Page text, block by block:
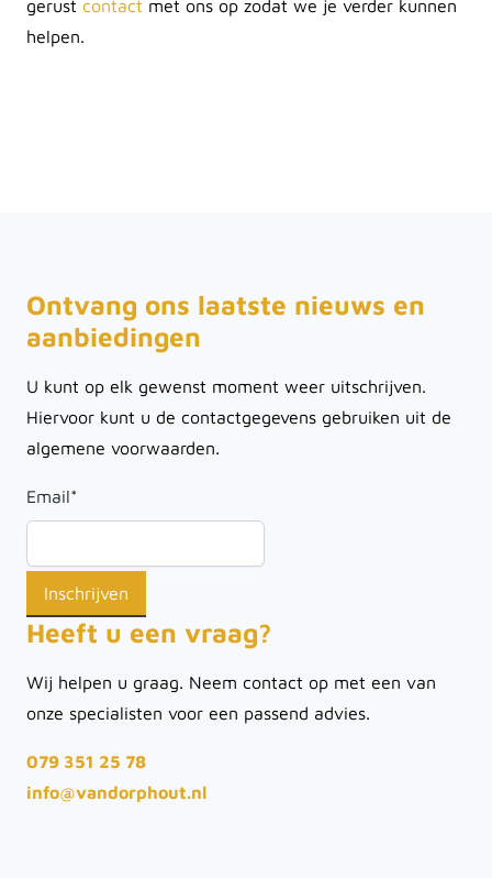
gerust contact met ons op zodat we je verder kunnen
helpen.
Ontvang ons laatste nieuws en
aanbiedingen
U kunt op elk gewenst moment weer uitschrijven.
Hiervoor kunt u de contactgegevens gebruiken uit de
algemene voorwaarden.
Email*
Heeft u een vraag?
Wij helpen u graag. Neem contact op met een van
onze specialisten voor een passend advies.
079 351 25 78
info@vandorphout.nl